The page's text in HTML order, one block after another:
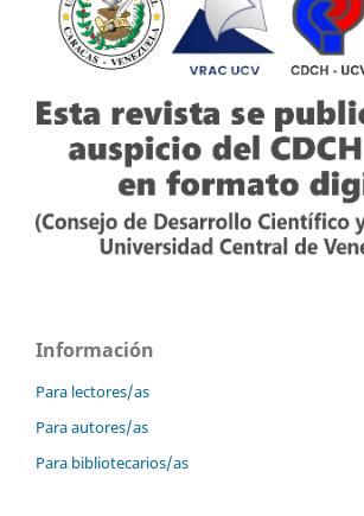
Información
Para lectores/as
Para autores/as
Para bibliotecarios/as